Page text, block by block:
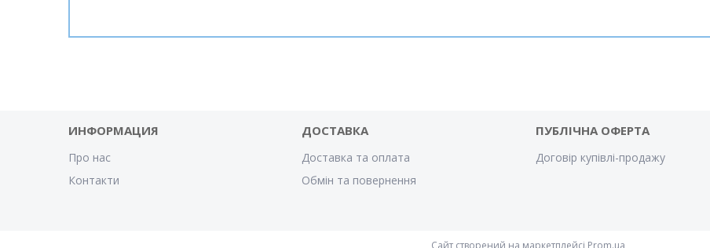
ИНФОРМАЦИЯ
Про нас
Контакти
ДОСТАВКА
Доставка та оплата
Обмін та повернення
ПУБЛІЧНА ОФЕРТА
Договір купівлі-продажу